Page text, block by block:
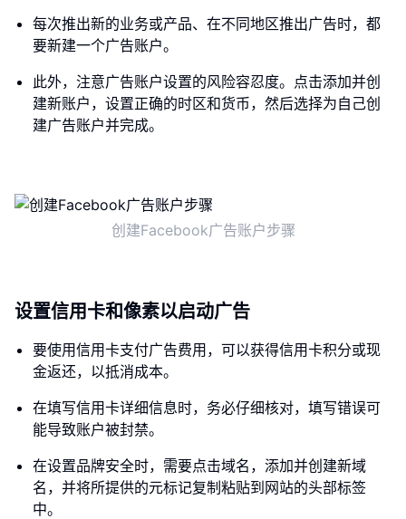
每次推出新的业务或产品、在不同地区推出广告时，都
要新建一个广告账户。
此外，注意广告账户设置的风险容忍度。点击添加并创
建新账户，设置正确的时区和货币，然后选择为自己创
建广告账户并完成。
创建Facebook广告账户步骤
设置信用卡和像素以启动广告
要使用信用卡支付广告费用，可以获得信用卡积分或现
金返还，以抵消成本。
在填写信用卡详细信息时，务必仔细核对，填写错误可
能导致账户被封禁。
在设置品牌安全时，需要点击域名，添加并创建新域
名，并将所提供的元标记复制粘贴到网站的头部标签
中。